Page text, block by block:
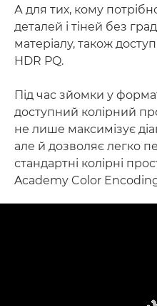
А для тих, кому
деталей і тіней без
матеріалу, також
HDR PQ.
Під час зйомки у
доступний колірний
не лише максимізує
але й дозволяє легко
стандартні колірні
Academy Color